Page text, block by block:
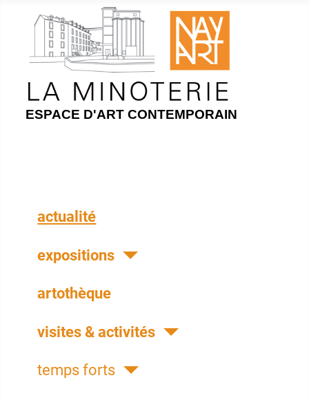
ESPACE D'ART CONTEMPORAIN
actualité
expositions
artothèque
visites & activités
temps forts